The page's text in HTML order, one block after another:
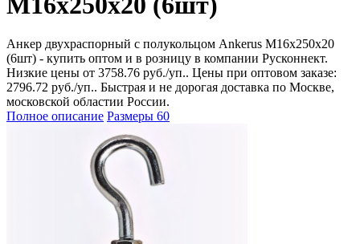
Анкер двухраспорный с полукольцом Ankerus М16х250х20
(6шт) - купить оптом и в розницу в компании Русконнект.
Низкие цены от 3758.76 руб./уп.. Цены при оптовом заказе:
2796.72 руб./уп.. Быстрая и не дорогая доставка по Москве,
московской областии России.
Полное описание Размеры 60